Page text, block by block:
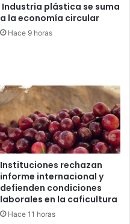
Industria plástica se suma
a la economía circular
Hace 9 horas
Instituciones rechazan
informe internacional y
defienden condiciones
laborales en la caficultura
Hace 11 horas